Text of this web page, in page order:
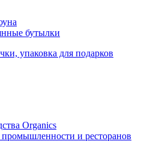
бутылки
упаковка для подарков
Organics
и ресторанов